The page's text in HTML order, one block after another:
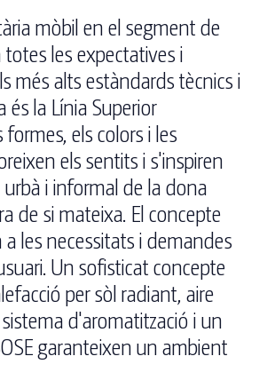
mòbil en el segment de
les expectatives i
més alts estàndards tècnics i
és la Línia Superior
formes, els colors i les
els sentits i s'inspiren
i informal de la dona
de si mateixa. El concepte
les necessitats i demandes
Un sofisticat concepte
per sòl radiant, aire
d'aromatització i un
garanteixen un ambient